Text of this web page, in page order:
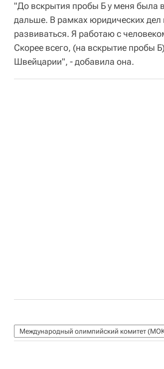
"До вскрытия пробы Б у меня была
дальше. В рамках юридических дел
развиваться. Я работаю с
Скорее всего, (на вскрытие пробы
Швейцарии", - добавила она.
Международный олимпийский комитет